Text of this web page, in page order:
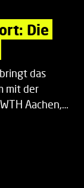
Die
das
mit der
Aachen,…